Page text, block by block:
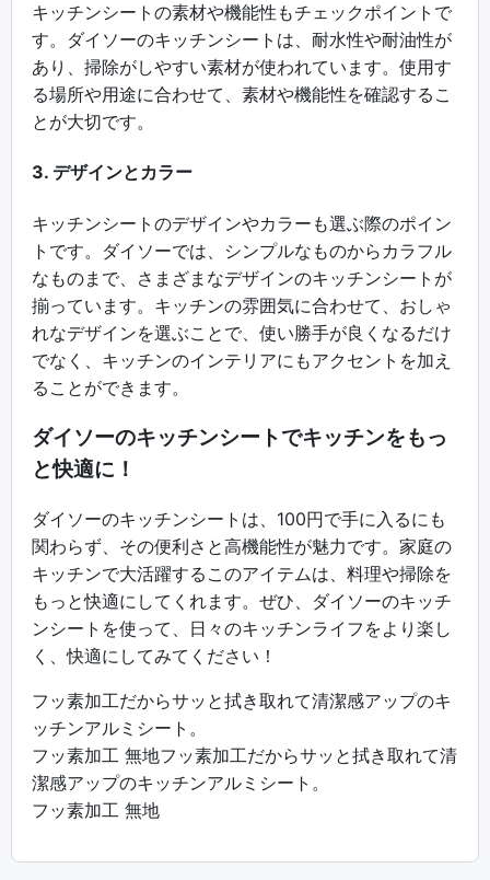
キッチンシートの素材や機能性もチェックポイントで
す。ダイソーのキッチンシートは、耐水性や耐油性が
あり、掃除がしやすい素材が使われています。使用す
る場所や用途に合わせて、素材や機能性を確認するこ
とが大切です。
3. デザインとカラー
キッチンシートのデザインやカラーも選ぶ際のポイン
トです。ダイソーでは、シンプルなものからカラフル
なものまで、さまざまなデザインのキッチンシートが
揃っています。キッチンの雰囲気に合わせて、おしゃ
れなデザインを選ぶことで、使い勝手が良くなるだけ
でなく、キッチンのインテリアにもアクセントを加え
ることができます。
ダイソーのキッチンシートでキッチンをもっ
と快適に！
ダイソーのキッチンシートは、100円で手に入るにも
関わらず、その便利さと高機能性が魅力です。家庭の
キッチンで大活躍するこのアイテムは、料理や掃除を
もっと快適にしてくれます。ぜひ、ダイソーのキッチ
ンシートを使って、日々のキッチンライフをより楽し
く、快適にしてみてください！
フッ素加工だからサッと拭き取れて清潔感アップのキ
ッチンアルミシート。
フッ素加工 無地フッ素加工だからサッと拭き取れて清
潔感アップのキッチンアルミシート。
フッ素加工 無地